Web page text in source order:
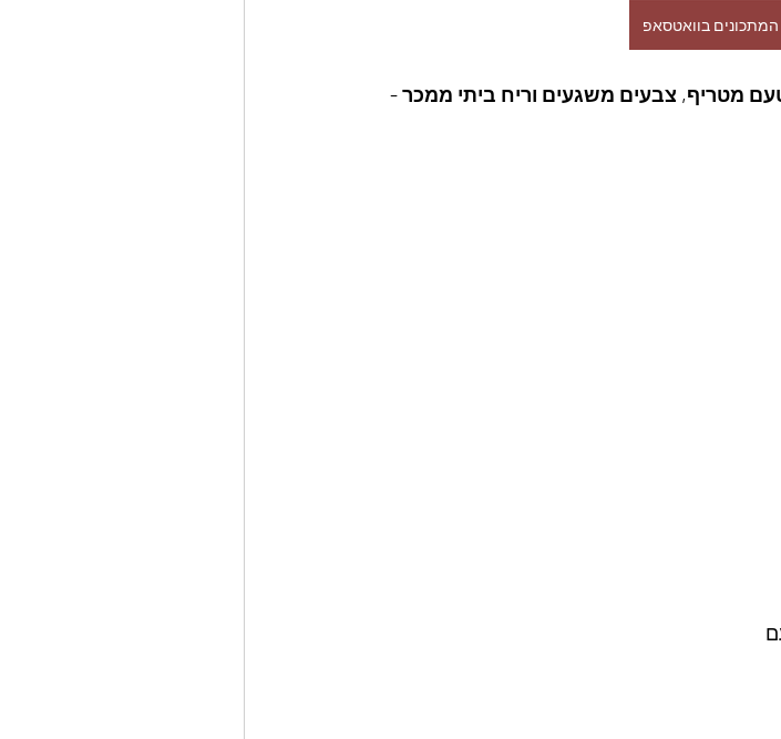
בוואטסאפ
מטריף, צבעים משגעים וריח ביתי ממכר -